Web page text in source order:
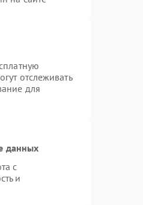
отслеживать
для
данных
с
и